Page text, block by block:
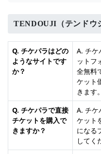
TENDOUJI（テンドウ
Q. チケパラはどの
ようなサイトです
か？
A. チケ
ットフ
全無料
ケット
きます。
Q. チケパラで直接
チケットを購入で
きますか？
A. チケ
ケット
になる
してく